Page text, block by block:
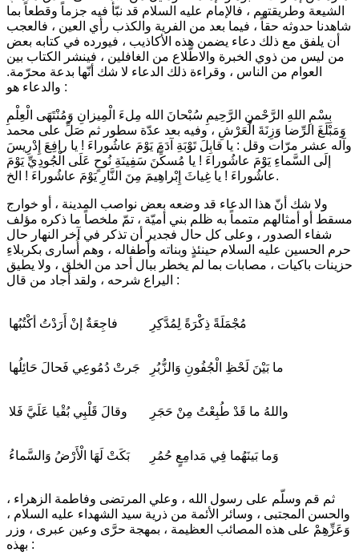
الشيعة وطريقتهم ، فالإمام عليه السلام قد نبّأ فيه جزماً وقطعاً بما
شاهدنا حدوثه حقاً ، فيما بعد من الفرية والكذب رأي العين ، فالعجب
أن يلفق مع ذلك دعاء يضمن هذه الأكاذيب ، فيورده في كتابه بعض
من ليس من ذوي الخبرة والاطّلاع من الغافلين ، فينشر الكتاب بين
العوام من الناس ، وقراءة ذلك الدعاء لا شك أنّها بدعة محرّمة.
والدعاء هو :
بِسْمِ اللهِ الرَّحْمنِ الرَّحِيمِ سُبْحانَ الله مِلءَ الْمِيزانِ وَمُنْتَهَى الْعِلْمِ
وَمَبْلَغَ الرِّضا وَزِنَةَ الْعَرْشِ ، وفيه بعد عدّة سطور ثم صَلِّ على محمد
وآله عشر مرّات وقل : يا قابِلَ تَوْبَةِ آدَمَ يَوْمَ عاشُوراءَ ! يا رافِعَ إِدْرِيسَ
إلَى السَّماءِ يَوْمَ عاشُوراءَ ! يا مُسكِّنَ سَفِينَةِ نُوحٍ عَلَى الْجُودِيِّ يَوْمَ
عاشُوراءَ ! يا غِياثَ إِبْراهِيمَ مِنَ النَّارِ يَوْمَ عاشُوراءَ !الخ.
ولا شك أنّ هذا الدعاء قد وضعه بعض نواصب المدينة ، أو خوارج
مسقط أو أمثالهم متمماً به ظلم بني أميّة ، تمّ ملخصاً ما ذكره مؤلف
شفاء الصدور ، وعلى كل حال فجدير أن تذكر في آخر النهار حال
حرم الحسين عليه السلام حينئذٍ وبناته وأطفاله ، وهم أُسارى بكربلاءِ
حزينات باكيات ، مصابات بما لم يخطر ببال أحد من الخلق ، ولا يطيق
اليراع شرحه ، ولقد أجاد من قال :
فاجِعَةٌ إنْ أَرَدْتُ أكْتُبُها مُجْمَلَةً ذِكْرَةً لِمُدَّكِرِ
جَرتْ دُمُوعِي فَحالَ حَائِلُها ما بَيْنَ لَحْظِ الْجُفُونِ وَالزُّبُرِ
وقالَ قَلْبِي بُقْيا عَلَيَّ فَلا واللهُ ما قَدْ طُبِعْتُ مِنْ حَجَرِ
بَكَتْ لَهَا الْأَرْضُ وَالسَّماءُ وَما بَينَهُما فِي مَدامِعٍ حُمُرِ
ثم قم وسلّم على رسول الله ، وعلي المرتضى وفاطمة الزهراء ،
والحسن المجتبى ، وسائر الأئمة من ذرية سيد الشهداء عليه السلام ،
وَعَزِّهِمْ على هذه المصائب العظيمة ، بمهجة حرَّى وعين عبرى ، وزر
بهذه :